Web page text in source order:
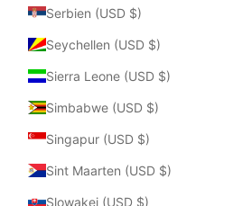
Serbien (USD $)
Seychellen (USD $)
Sierra Leone (USD $)
Simbabwe (USD $)
Singapur (USD $)
Sint Maarten (USD $)
Slowakei (USD $)